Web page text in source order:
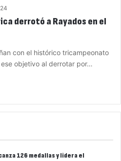
derrotó a Rayados en el
con el histórico tricampeonato
objetivo al derrotar por…
126 medallas y lidera el